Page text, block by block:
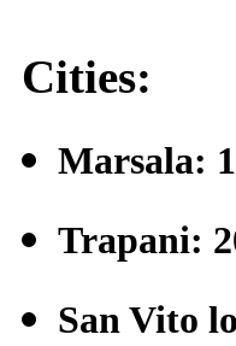
Cities:
Marsala:
Trapani:
San Vito